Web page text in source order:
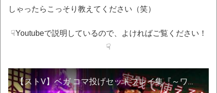
しゃったらこっそり教えてください（笑）
☟Youtubeで説明しているので、よければご覧ください！
☟
【ストV】ベガ コマ投げセットプレイ集『～ワンポイントを添えて～』